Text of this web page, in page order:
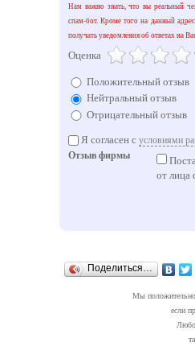
Нам важно знать, что вы реальный
спам-бот. Кроме того на данный
получать уведомления об ответах на
Оценка
Положительный отзыв
Нейтральный отзыв
Отрицательный отзыв
Я согласен с условиями
Отзыв фирмы
от
Поделиться…
Мы положительно
если